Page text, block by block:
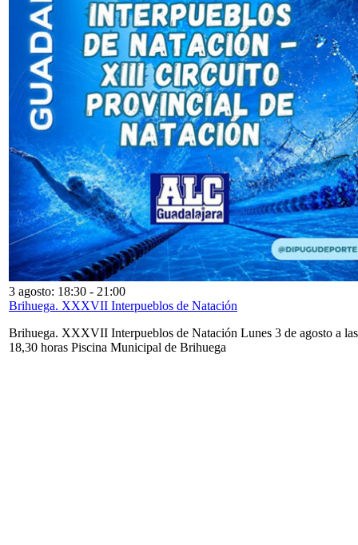
3 agosto: 18:30 - 21:00
Brihuega. XXXVII Interpueblos de Natación
Brihuega. XXXVII Interpueblos de Natación Lunes 3 de agosto a las
18,30 horas Piscina Municipal de Brihuega